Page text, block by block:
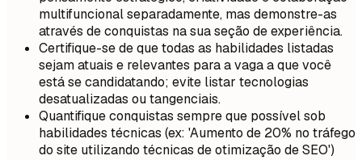
multifuncional separadamente, mas demonstre-as
através de conquistas na sua seção de experiência.
Certifique-se de que todas as habilidades listadas
sejam atuais e relevantes para a vaga a que você
está se candidatando; evite listar tecnologias
desatualizadas ou tangenciais.
Quantifique conquistas sempre que possível sob
habilidades técnicas (ex: 'Aumento de 20% no tráfego
do site utilizando técnicas de otimização de SEO')